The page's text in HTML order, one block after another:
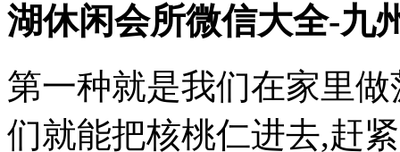
湖休闲会所微信大全-九
第一种就是我们在家里
们就能把核桃仁进去,赶